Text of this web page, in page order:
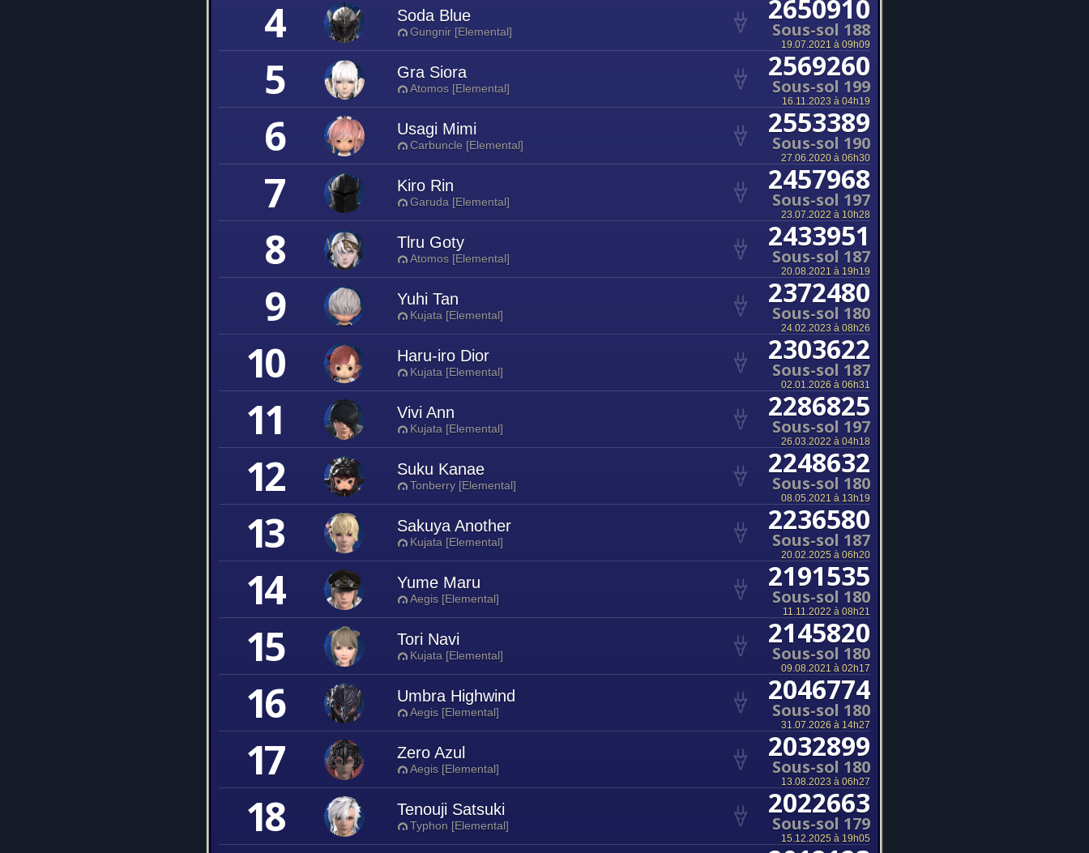
4 Soda Blue
Gungnir [Elemental]
2650910
Sous-sol 188
19.07.2021 à 09h09
5 Gra Siora
Atomos [Elemental]
2569260
Sous-sol 199
16.11.2023 à 04h19
6 Usagi Mimi
Carbuncle [Elemental]
2553389
Sous-sol 190
27.06.2020 à 06h30
7 Kiro Rin
Garuda [Elemental]
2457968
Sous-sol 197
23.07.2022 à 10h28
8 Tlru Goty
Atomos [Elemental]
2433951
Sous-sol 187
20.08.2021 à 19h19
9 Yuhi Tan
Kujata [Elemental]
2372480
Sous-sol 180
24.02.2023 à 08h26
10 Haru-iro Dior
Kujata [Elemental]
2303622
Sous-sol 187
02.01.2026 à 06h31
11 Vivi Ann
Kujata [Elemental]
2286825
Sous-sol 197
26.03.2022 à 04h18
12 Suku Kanae
Tonberry [Elemental]
2248632
Sous-sol 180
08.05.2021 à 13h19
13 Sakuya Another
Kujata [Elemental]
2236580
Sous-sol 187
20.02.2025 à 06h20
14 Yume Maru
Aegis [Elemental]
2191535
Sous-sol 180
11.11.2022 à 08h21
15 Tori Navi
Kujata [Elemental]
2145820
Sous-sol 180
09.08.2021 à 02h17
16 Umbra Highwind
Aegis [Elemental]
2046774
Sous-sol 180
31.07.2026 à 14h27
17 Zero Azul
Aegis [Elemental]
2032899
Sous-sol 180
13.08.2023 à 06h27
18 Tenouji Satsuki
Typhon [Elemental]
2022663
Sous-sol 179
15.12.2025 à 19h05